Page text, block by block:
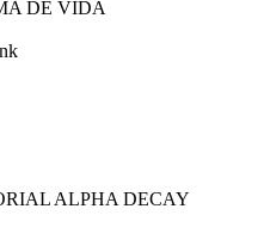
ALPHA DECAY